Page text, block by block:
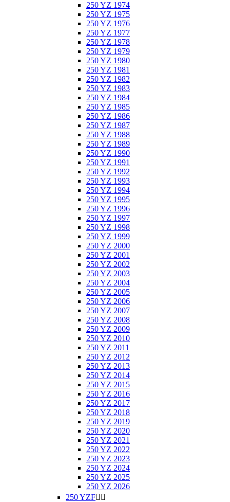
250 YZ 1974
250 YZ 1975
250 YZ 1976
250 YZ 1977
250 YZ 1978
250 YZ 1979
250 YZ 1980
250 YZ 1981
250 YZ 1982
250 YZ 1983
250 YZ 1984
250 YZ 1985
250 YZ 1986
250 YZ 1987
250 YZ 1988
250 YZ 1989
250 YZ 1990
250 YZ 1991
250 YZ 1992
250 YZ 1993
250 YZ 1994
250 YZ 1995
250 YZ 1996
250 YZ 1997
250 YZ 1998
250 YZ 1999
250 YZ 2000
250 YZ 2001
250 YZ 2002
250 YZ 2003
250 YZ 2004
250 YZ 2005
250 YZ 2006
250 YZ 2007
250 YZ 2008
250 YZ 2009
250 YZ 2010
250 YZ 2011
250 YZ 2012
250 YZ 2013
250 YZ 2014
250 YZ 2015
250 YZ 2016
250 YZ 2017
250 YZ 2018
250 YZ 2019
250 YZ 2020
250 YZ 2021
250 YZ 2022
250 YZ 2023
250 YZ 2024
250 YZ 2025
250 YZ 2026
250 YZF 